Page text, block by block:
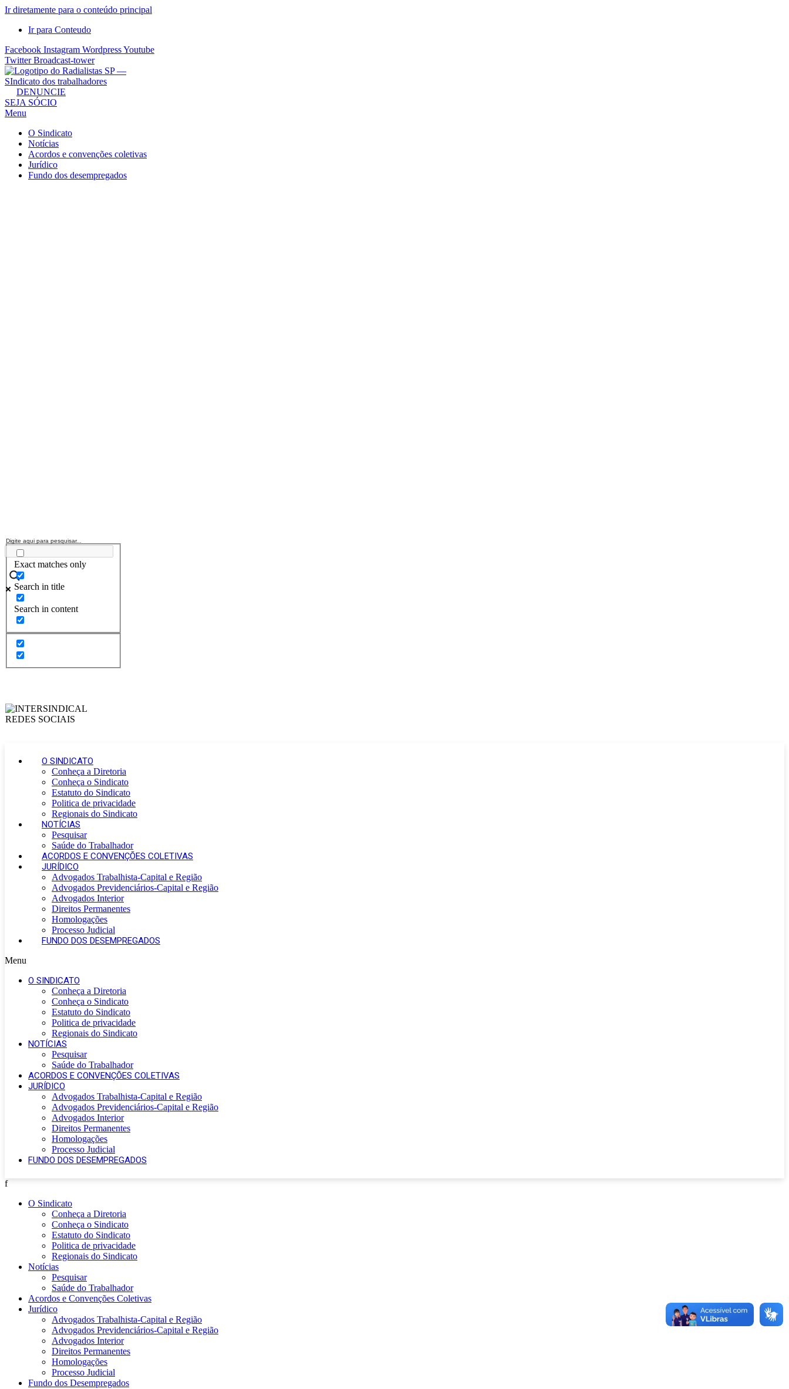
Ir diretamente para o conteúdo principal
Ir para Conteudo
Facebook Instagram WordpressYoutube
Twitter Broadcast-tower
Sindicato
dos
Radialistas
São
Paulo
Sindicato
DENUNCIE
SEJA SÓCIO
Menu
O Sindicato
Notícias
Acordos e convenções coletivas
Jurídico
Fundo dos desempregados
Exact matches only
Search in title
Search in content
O SINDICATO
Conheça a Diretoria
Conheça o Sindicato
Estatuto do Sindicato
Politica de privacidade
Regionais do Sindicato
NOTÍCIAS
Pesquisar
Saúde do Trabalhador
ACORDOS E CONVENÇÕES COLETIVAS
JURÍDICO
Advogados Trabalhista-Capital e Região
Advogados Previdenciários-Capital e Região
Advogados Interior
Direitos Permanentes
Homologações
Processo Judicial
FUNDO DOS DESEMPREGADOS
Menu
O SINDICATO
Conheça a Diretoria
Conheça o Sindicato
Estatuto do Sindicato
Politica de privacidade
Regionais do Sindicato
NOTÍCIAS
Pesquisar
Saúde do Trabalhador
ACORDOS E CONVENÇÕES COLETIVAS
JURÍDICO
Advogados Trabalhista-Capital e Região
Advogados Previdenciários-Capital e Região
Advogados Interior
Direitos Permanentes
Homologações
Processo Judicial
FUNDO DOS DESEMPREGADOS
f
O Sindicato
Conheça a Diretoria
Conheça o Sindicato
Estatuto do Sindicato
Politica de privacidade
Regionais do Sindicato
Notícias
Pesquisar
Saúde do Trabalhador
Acordos e Convenções Coletivas
Jurídico
Advogados Trabalhista-Capital e Região
Advogados Previdenciários-Capital e Região
Advogados Interior
Direitos Permanentes
Homologações
Processo Judicial
Fundo dos Desempregados